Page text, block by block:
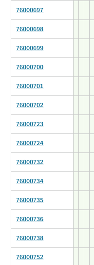
76000697
76000698
76000699
76000700
76000701
76000702
76000723
76000724
76000732
76000734
76000735
76000736
76000738
76000752